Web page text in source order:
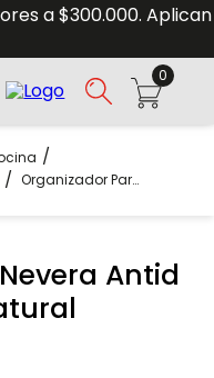
a $300.000. Aplican
0
Organizador Para Nevera Antid 240X80X55 Mm Natural
Antid